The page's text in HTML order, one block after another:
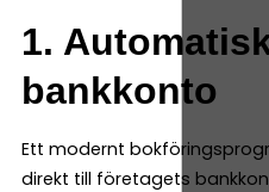
1.
bankkonto
Ett modernt
direkt till företagets